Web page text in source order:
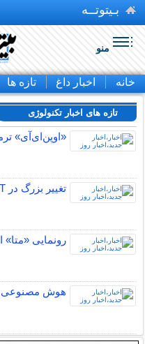
بـیتوتــه
منو
خانه اخبار داغ تازه ها
تازه های اخبار تکنولوژی
«اوپن‌ای‌آی»
تغییر بزرگ در ChatGPT / چت متنی نامحدود و رایگان
رونمایی «متا»
هوش مصنوعی